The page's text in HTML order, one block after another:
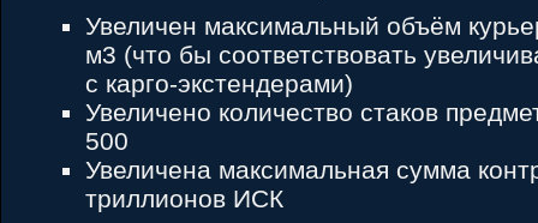
Увеличен максимальный объём
м3 (что бы соответствовать
с карго-экстендерами)
Увеличено количество стаков
500
Увеличена максимальная сумма
триллионов ИСК